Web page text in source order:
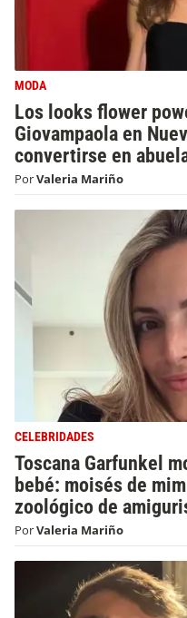
MODA
Los looks flower
Giovampaola en
convertirse en
PorValeria Mariño
CELEBRIDADES
Toscana Garfunkel
bebé: moisés de
zoológico de
PorValeria Mariño